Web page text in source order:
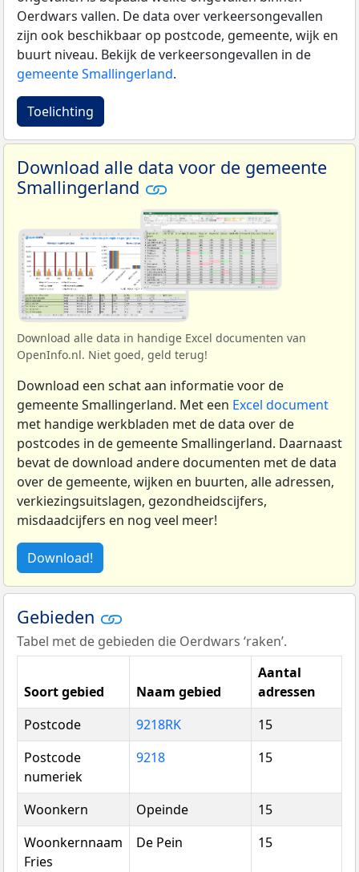
Oerdwars vallen. De data over verkeersongevallen
zijn ook beschikbaar op postcode, gemeente, wijk en
buurt niveau. Bekijk de verkeersongevallen in de
gemeente Smallingerland.
Toelichting
Download alle data voor de gemeente
Smallingerland
Download alle data in handige Excel documenten van
OpenInfo.nl. Niet goed, geld terug!
Download een schat aan informatie voor de
gemeente Smallingerland. Met een Excel document
met handige werkbladen met de data over de
postcodes in de gemeente Smallingerland. Daarnaast
bevat de download andere documenten met de data
over de gemeente, wijken en buurten, alle adressen,
verkiezingsuitslagen, gezondheidscijfers,
misdaadcijfers en nog veel meer!
Download!
Gebieden
Tabel met de gebieden die Oerdwars ‘raken’.
Soort gebied Naam gebied
Aantal
adressen
Postcode
9218RK
15
Postcode
numeriek
9218 15
Woonkern Opeinde
15
Woonkernnaam
Fries
De Pein 15